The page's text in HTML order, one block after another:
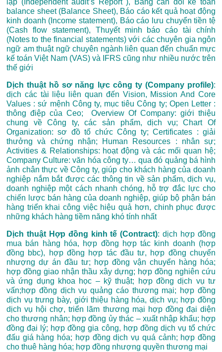
lập (Independent audit’s Report ), Bảng cân đối kế toán
balance sheet (Balance Sheet), Báo cáo kết quả hoạt động
kinh doanh (Income statement), Báo cáo lưu chuyển tiền tệ
(Cash flow statement), Thuyết minh báo cáo tài chính
(Notes to the financial statements) với các chuyên gia ngôn
ngữ am thuật ngữ chuyên ngành liên quan đến chuẩn mực
kế toán Việt Nam (VAS) và IFRS cũng như nhiều nước trên
thế giới
Dịch thuật hồ sơ năng lực công ty (Company profile):
dịch các tài liệu liên quan đến Vision, Mission And Core
Values : sứ mệnh Công ty, mục tiêu Công ty; Open Letter :
thông điệp của Ceo; Overview Of Company: giới thiệu
chung về Công ty, các sản phẩm, dịch vụ; Chart Of
Organization: sơ đồ tổ chức Công ty; Certificates : giải
thưởng và chứng nhận; Human Resources : nhân sự;
Activities & Relationships: hoạt động và các mối quan hệ;
Company Culture: văn hóa công ty… qua đó quảng bá hình
ảnh chân thực về Công ty, giúp cho khách hàng của doanh
nghiệp nắm bắt được các thông tin về sản phẩm, dịch vụ,
doanh nghiệp một cách nhanh chóng, hỗ trợ đắc lực cho
chiến lược bán hàng của doanh nghiệp, giúp bộ phận bán
hàng triển khai công việc hiệu quả hơn, chinh phục được
những khách hàng tiềm năng khó tính nhất
Dịch thuật Hợp đồng kinh tế (Contract): dịch hợp đồng
mua bán hàng hóa, hợp đồng hợp tác kinh doanh (hợp
đồng bbc), hợp đồng hợp tác đầu tư, hợp đồng chuyển
nhượng dự án đầu tư; hợp đồng vận chuyển hàng hóa;
hợp đồng giao nhận thầu xây dựng; hợp đồng nghiên cứu
và ứng dụng khoa học – kỹ thuật; hợp đồng dịch vụ tư
vấn;hợp đồng dịch vụ quảng cáo thương mại; hợp đồng
dịch vụ trưng bày, giới thiệu hàng hóa, dịch vụ; hợp đồng
dịch vụ hội chợ, triển lãm thương mại hợp đồng đại diện
cho thương nhân; hợp đồng ủy thác – xuất nhập khẩu; hợp
đồng đại lý; hợp đồng gia công, hợp đồng dịch vụ tổ chức
đấu giá hàng hóa; hợp đồng dịch vụ quá cảnh; hợp đồng
cho thuê hàng hóa; hợp đồng nhượng quyền thương mại